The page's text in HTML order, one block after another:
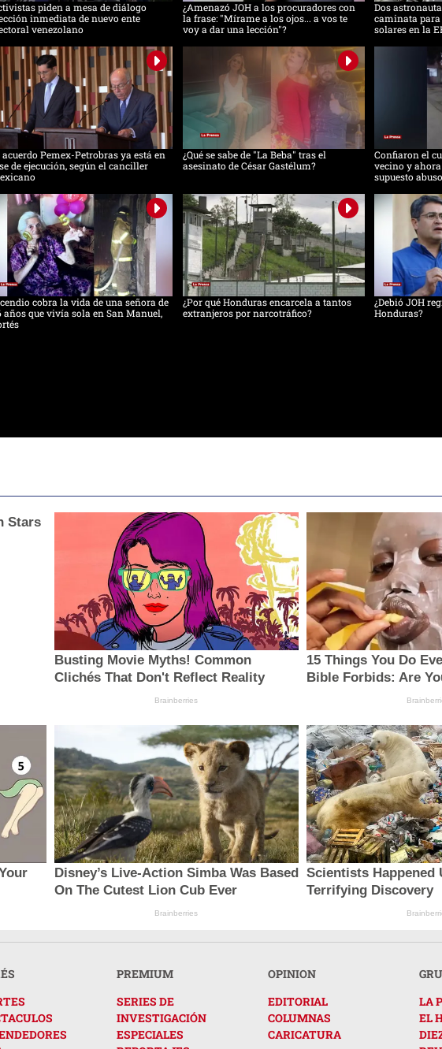
piden a mesa de diálogo
inmediata de nuevo ente
venezolano
¿Amenazó JOH a los procuradores con
la frase: "Mírame a los ojos... a vos te
voy a dar una lección"?
Dos
caminata para
solares en la
acuerdo Pemex-Petrobras ya está en
de ejecución, según el canciller
¿Qué se sabe de "La Beba" tras el
asesinato de César Gastélum?
Confiaron el
vecino y
supuesto
cobra la vida de una señora de
años que vivía sola en San Manuel,
¿Por qué Honduras encarcela a tantos
extranjeros por narcotráfico?
¿Debió JOH
Honduras?
Stars
Busting Movie Myths! Common
Clichés That Don't Reflect Reality
Brainberries
15 Things You Do
Bible Forbids: Are
Disney’s Live-Action Simba Was Based
On The Cutest Lion Cub Ever
Brainberries
Scientists Happened
Terrifying Discovery
PREMIUM
SERIES DE
INVESTIGACIÓN
ESPECIALES
OPINION
EDITORIAL
COLUMNAS
CARICATURA
LA
EL